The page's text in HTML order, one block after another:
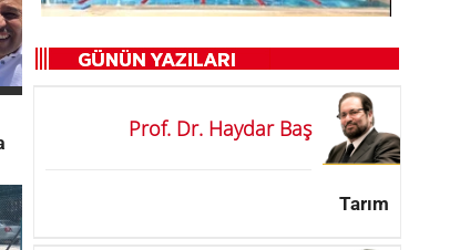
Prof. Dr. Haydar Baş
Tarım